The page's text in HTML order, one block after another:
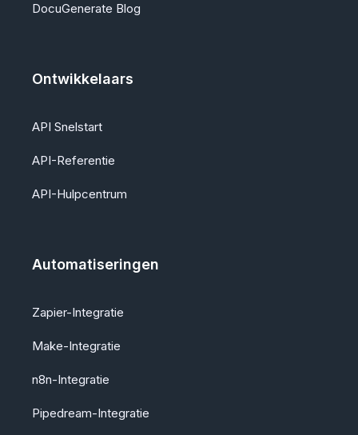
DocuGenerate Blog
Ontwikkelaars
API Snelstart
API-Referentie
API-Hulpcentrum
Automatiseringen
Zapier-Integratie
Make-Integratie
n8n-Integratie
Pipedream-Integratie